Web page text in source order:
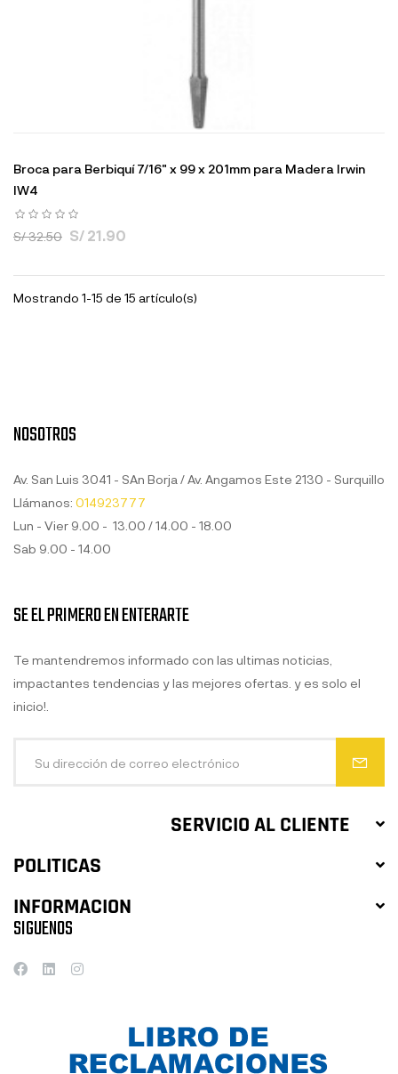
Broca para Berbiquí 7/16" x 99 x 201mm para Madera Irwin
IW4
S/ 32.50 S/ 21.90
Mostrando 1-15 de 15 artículo(s)
NOSOTROS
Av. San Luis 3041 - SAn Borja / Av. Angamos Este 2130 - Surquillo
Llámanos: 014923777
Lun - Vier 9.00 - 13.00 / 14.00 - 18.00
Sab 9.00 - 14.00
SERVICIO AL CLIENTE
POLITICAS
INFORMACION
SE EL PRIMERO EN ENTERARTE
Te mantendremos informado con las ultimas noticias,
impactantes tendencias y las mejores ofertas. y es solo el
inicio!.
SIGUENOS